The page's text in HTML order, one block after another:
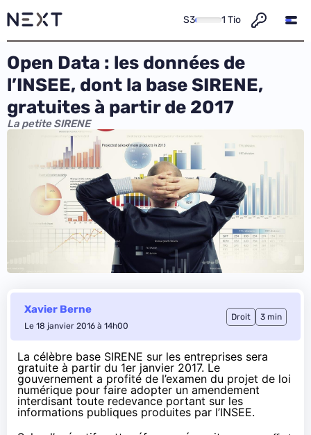
S3 1 Tio
Open Data : les données de
l’INSEE, dont la base SIRENE,
gratuites à partir de 2017
La petite SIRENE
Xavier Berne
Le 18 janvier 2016 à 14h00
Droit 3 min
La célèbre base SIRENE sur les entreprises sera
gratuite à partir du 1er janvier 2017. Le
gouvernement a profité de l’examen du projet de loi
numérique pour faire adopter un amendement
interdisant toute redevance portant sur les
informations publiques produites par l’INSEE.